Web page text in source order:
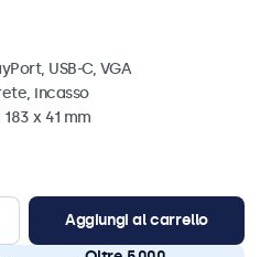
USB-C, VGA
incasso
x 41 mm
Aggiungi al carrello